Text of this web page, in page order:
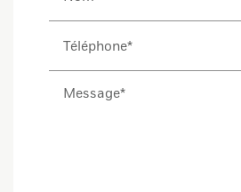
Téléphone*
Message*